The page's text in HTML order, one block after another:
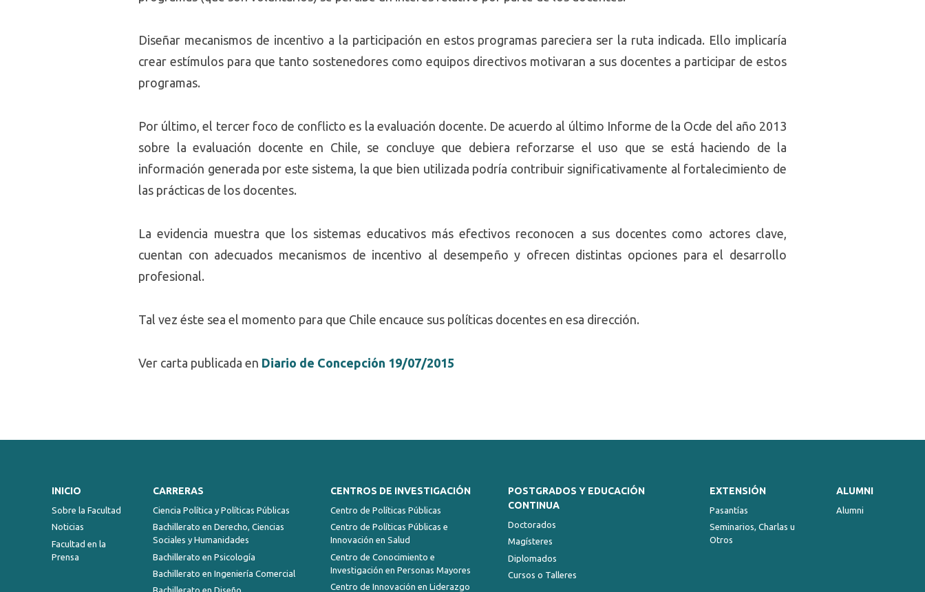
Diseñar mecanismos de incentivo a la participación en estos programas pareciera ser la ruta indicada. Ello implicaría
crear estímulos para que tanto sostenedores como equipos directivos motivaran a sus docentes a participar de estos
programas.
Por último, el tercer foco de conflicto es la evaluación docente. De acuerdo al último Informe de la Ocde del año 2013
sobre la evaluación docente en Chile, se concluye que debiera reforzarse el uso que se está haciendo de la
información generada por este sistema, la que bien utilizada podría contribuir significativamente al fortalecimiento de
las prácticas de los docentes.
La evidencia muestra que los sistemas educativos más efectivos reconocen a sus docentes como actores clave,
cuentan con adecuados mecanismos de incentivo al desempeño y ofrecen distintas opciones para el desarrollo
profesional.
Tal vez éste sea el momento para que Chile encauce sus políticas docentes en esa dirección.
Ver carta publicada en Diario de Concepción 19/07/2015
INICIO
Sobre la Facultad
Noticias
Facultad en la
Prensa
CARRERAS
Ciencia Política y Políticas Públicas
Bachillerato en Derecho, Ciencias
Sociales y Humanidades
Bachillerato en Psicología
Bachillerato en Ingeniería Comercial
CENTROS DE INVESTIGACIÓN
Centro de Políticas Públicas
Centro de Políticas Públicas e
Innovación en Salud
Centro de Conocimiento e
Investigación en Personas Mayores
Centro de Innovación en Liderazgo
POSTGRADOS Y EDUCACIÓN
CONTINUA
Doctorados
Magísteres
Diplomados
Cursos o Talleres
EXTENSIÓN
Pasantías
Seminarios, Charlas u
Otros
ALUMNI
Alumni